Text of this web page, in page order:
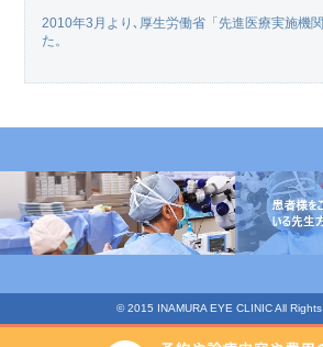
2010年3月より､厚生労働省「先進医療実施機
た。
© 2015 INAMURA EYE CLINIC All Rights